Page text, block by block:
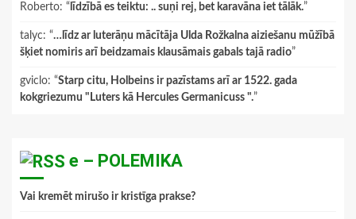
Roberto: “ līdzībā es teiktu: .. suņi rej, bet karavāna iet tālāk.”
talyc: “…līdz ar luterāņu mācītāja Ulda Rožkalna aiziešanu mūžībā
šķiet nomiris arī beidzamais klausāmais gabals tajā radio”
gviclo: “Starp citu, Holbeins ir pazīstams arī ar 1522. gada
kokgriezumu "Luters kā Hercules Germanicuss ".”
e – POLEMIKA
Vai kremēt mirušo ir kristīga prakse?